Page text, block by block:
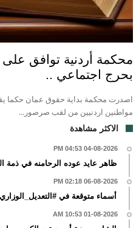
محكمة أردنية توافق
بحرج اجتماعي ..
اصدرت محكمة بداية حقوق عمان حكما
مواطنين اردنيين من لقب صرصور...
الاكثر مشاهدة
04-08-2026 04:53 PM
ظاهر عايد عوده الرحامنه في ذمة
06-08-2026 02:18 PM
أسماء متوقعة في
01-08-2026 10:53 AM